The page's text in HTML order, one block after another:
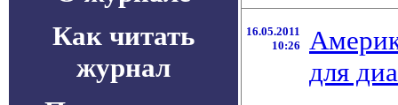
Как читать
журнал
16.05.2011
10:26
для